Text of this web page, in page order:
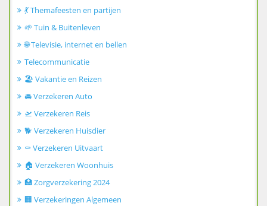
💃 Themafeesten en partijen
🌱 Tuin & Buitenleven
🌐 Televisie, internet en bellen
Telecommunicatie
🏖️ Vakantie en Reizen
🚘 Verzekeren Auto
🛫 Verzekeren Reis
🐕 Verzekeren Huisdier
⚰️ Verzekeren Uitvaart
🏠 Verzekeren Woonhuis
🏥 Zorgverzekering 2024
🏢 Verzekeringen Algemeen